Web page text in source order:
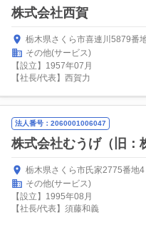
株式会社西賀
栃木県さくら市喜連川5879番
その他(サービス)
【設立】1957年07月
【社長/代表】西賀力
法人番号：2060001006047
株式会社むうげ（旧：
栃木県さくら市氏家2775番地4
その他(サービス)
【設立】1995年08月
【社長/代表】須藤和義